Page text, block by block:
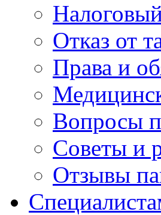
Отказ от
Права и
Вопросы
Советы и
Отзывы